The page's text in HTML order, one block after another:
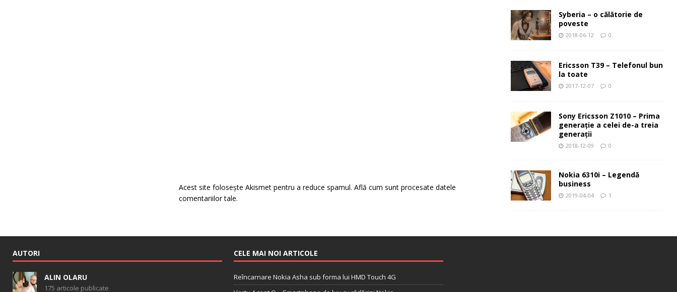
Acest site folosește Akismet pentru a reduce spamul. Află cum sunt procesate datele
comentariilor tale.
Syberia – o călătorie de
poveste
2018-06-12 0
Ericsson T39 – Telefonul bun
la toate
2017-12-07 0
Sony Ericsson Z1010 – Prima
generaţie a celei de-a treia
generaţii
2018-12-09 0
Nokia 6310i – Legendă
business
2019-04-04 1
AUTORI
ALIN OLARU
175 articole publicate
CELE MAI NOI ARTICOLE
Reîncarnare Nokia Asha sub forma lui HMD Touch 4G